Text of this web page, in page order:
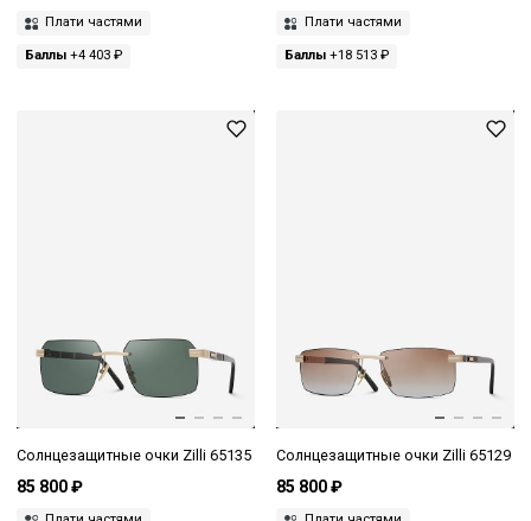
Плати частями
Баллы +4 403 ₽
Плати частями
Баллы+18 513 ₽
Солнцезащитные очки Zilli 65135
85 800 ₽
Солнцезащитные очки Zilli 65129
85 800 ₽